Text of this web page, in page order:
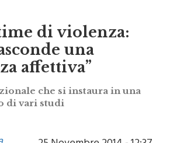
di violenza:
una
affettiva”
che si instaura in una
di vari studi